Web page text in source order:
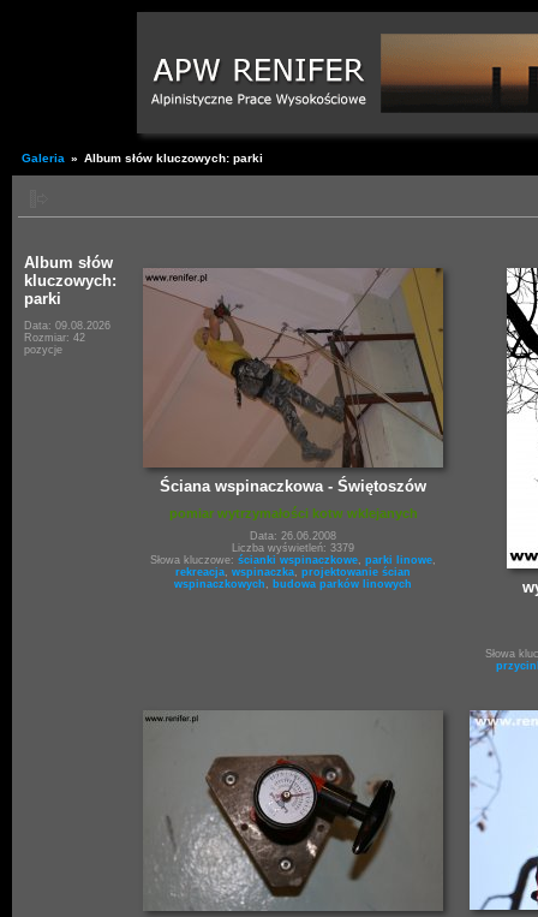
Galeria » Album słów kluczowych: parki
Album słów
kluczowych:
parki
Data: 09.08.2026
Rozmiar: 42
pozycje
Ściana wspinaczkowa - Świętoszów
pomiar wytrzymałości kotw wklejanych
Data: 26.06.2008
Liczba wyświetleń: 3379
Słowa kluczowe: ścianki wspinaczkowe, parki linowe,
rekreacja, wspinaczka, projektowanie ścian
wspinaczkowych , budowa parków linowych
Słowa